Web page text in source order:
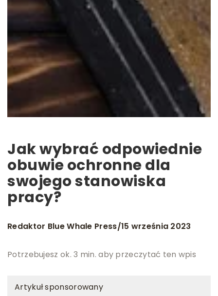
Jak wybrać odpowiednie
obuwie ochronne dla
swojego stanowiska
pracy?
Redaktor Blue Whale Press/15 września 2023
Potrzebujesz ok. 3 min. aby przeczytać ten wpis
Artykuł sponsorowany